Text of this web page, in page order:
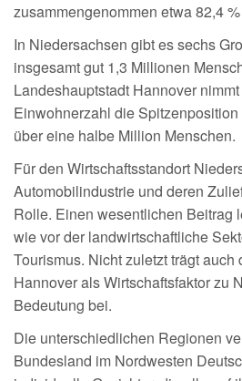
zusammengenommen etwa 82,4
In Niedersachsen gibt es sechs
insgesamt gut 1,3 Millionen
Landeshauptstadt Hannover
Einwohnerzahl die
über eine halbe Million Menschen.
Für den Wirtschaftsstandort
Automobilindustrie und deren
Rolle. Einen wesentlichen Beitrag
wie vor der landwirtschaftliche
Tourismus. Nicht zuletzt trägt auch
Hannover als Wirtschaftsfaktor zu
Bedeutung bei.
Die unterschiedlichen Regionen
Bundesland im Nordwesten